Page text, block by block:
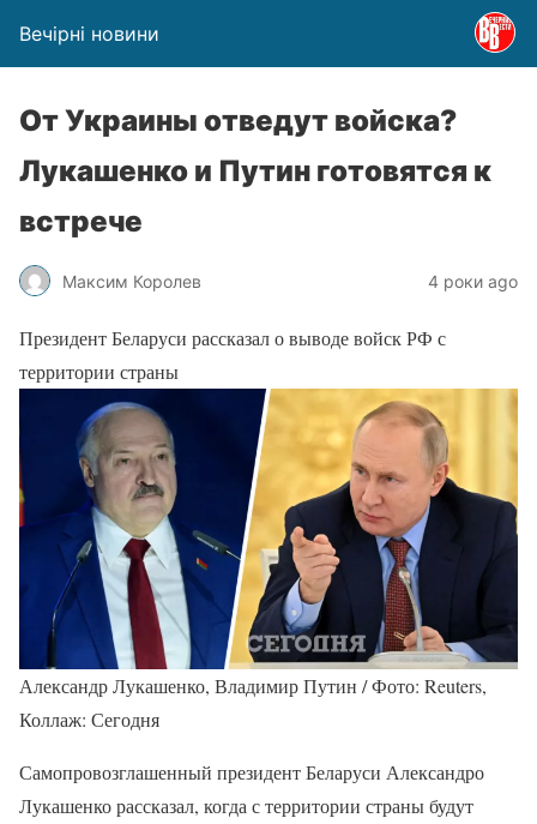
Вечірні новини
От Украины отведут войска?
Лукашенко и Путин готовятся к
встрече
Максим Королев 4 роки ago
Президент Беларуси рассказал о выводе войск РФ с
территории страны
Александр Лукашенко, Владимир Путин / Фото: Reuters,
Коллаж: Сегодня
Самопровозглашенный президент Беларуси Александро
Лукашенко рассказал, когда с территории страны будут